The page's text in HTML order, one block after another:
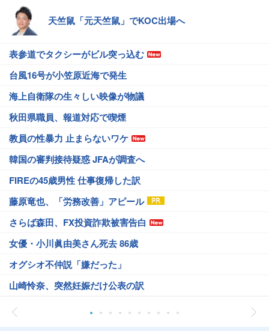
天竺鼠「元天竺鼠」でKOC出場へ
表参道でタクシーがビル突っ込む
台風16号が小笠原近海で発生
海上自衛隊の生々しい映像が物議
秋田県職員、報道対応で喫煙
教員の性暴力 止まらないワケ
韓国の審判接待疑惑 JFAが調査へ
FIREの45歳男性 仕事復帰した訳
藤原竜也、「労務改善」アピール
さらば森田、FX投資詐欺被害告白
女優・小川眞由美さん死去 86歳
オグシオ不仲説「嫌だった」
山崎怜奈、突然妊娠だけ公表の訳